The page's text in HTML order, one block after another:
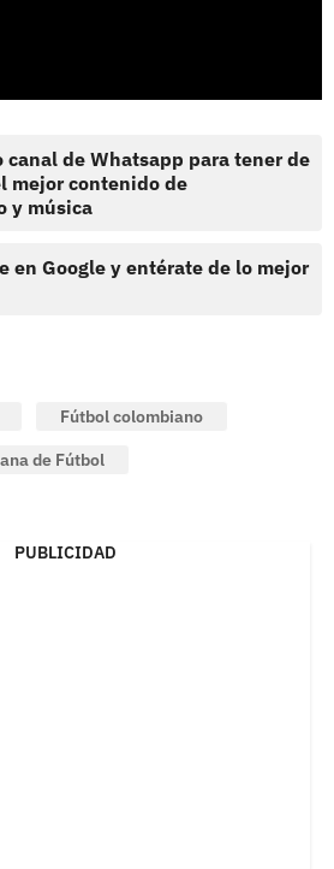
canal de Whatsapp para tener de
mejor contenido de
y música
en Google y entérate de lo mejor
Fútbol colombiano
de Fútbol
PUBLICIDAD